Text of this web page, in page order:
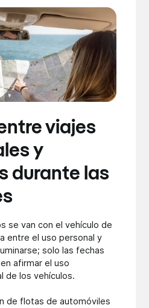
viajes
y
durante las
se van con el vehículo de
entre el uso personal y
solo las fechas
afirmar el uso
de los vehículos.
de flotas de automóviles